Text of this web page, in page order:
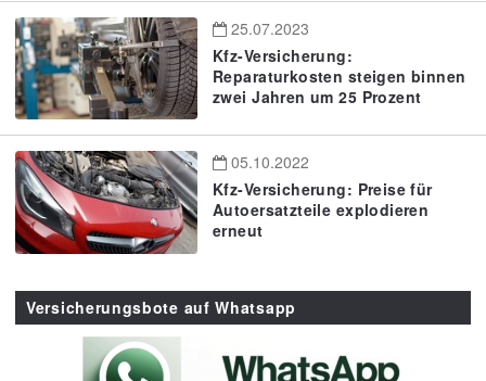
25.07.2023
Kfz-Versicherung:
Reparaturkosten steigen binnen
zwei Jahren um 25 Prozent
05.10.2022
Kfz-Versicherung: Preise für
Autoersatzteile explodieren
erneut
Versicherungsbote auf Whatsapp